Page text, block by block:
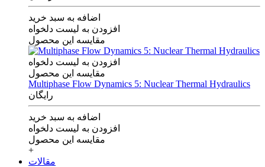
اضافه به سبد خرید
افزودن به لیست دلخواه
مقایسه این محصول
افزودن به لیست دلخواه
مقایسه این محصول
Multiphase Flow Dynamics 5: Nuclear Thermal Hydraulics
رایگان
اضافه به سبد خرید
افزودن به لیست دلخواه
مقایسه این محصول
+
مقالات